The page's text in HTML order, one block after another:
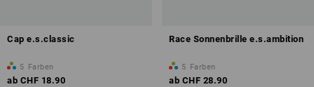
Cap e.s.classic
5 Farben
ab CHF 18.90
Race Sonnenbrille e.s.ambition
5 Farben
ab CHF 28.90